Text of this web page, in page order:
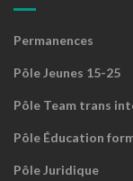
Permanences
Pôle Jeunes 15-25
Pôle Team trans
Pôle Éducation
Pôle Juridique